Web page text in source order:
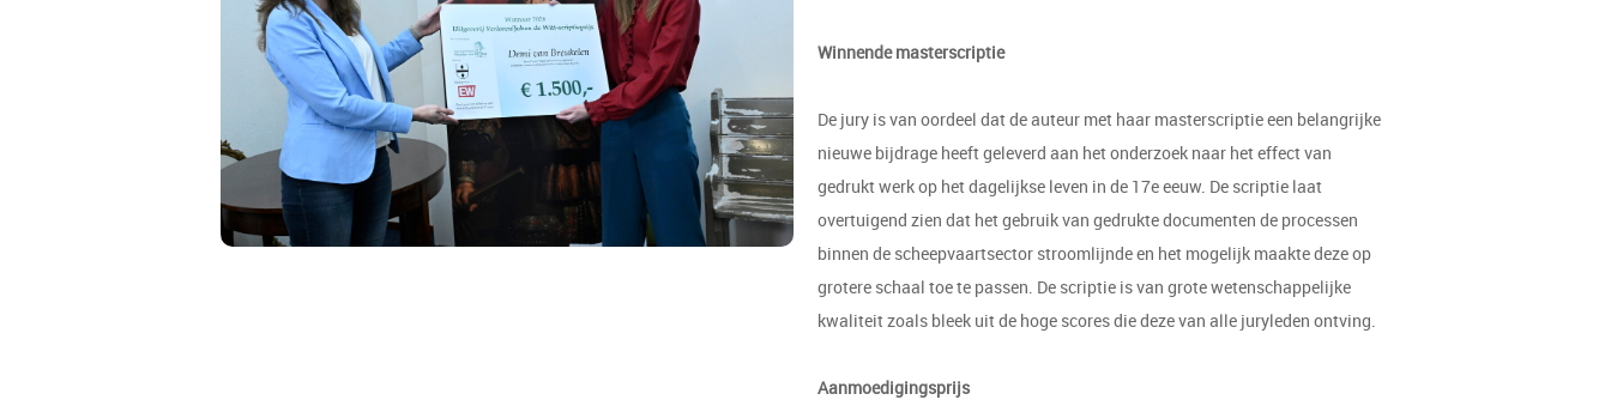
Winnende masterscriptie
De jury is van oordeel dat de auteur met haar masterscriptie een belangrijke
nieuwe bijdrage heeft geleverd aan het onderzoek naar het effect van
gedrukt werk op het dagelijkse leven in de 17e eeuw. De scriptie laat
overtuigend zien dat het gebruik van gedrukte documenten de processen
binnen de scheepvaartsector stroomlijnde en het mogelijk maakte deze op
grotere schaal toe te passen. De scriptie is van grote wetenschappelijke
kwaliteit zoals bleek uit de hoge scores die deze van alle juryleden ontving.
Aanmoedigingsprijs